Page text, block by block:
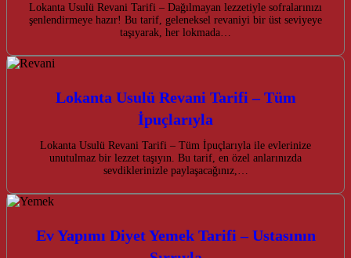
Lokanta Usulü Revani Tarifi – Dağılmayan lezzetiyle sofralarınızı
şenlendirmeye hazır! Bu tarif, geleneksel revaniyi bir üst seviyeye
taşıyarak, her lokmada…
Lokanta Usulü Revani Tarifi – Tüm
İpuçlarıyla
Lokanta Usulü Revani Tarifi – Tüm İpuçlarıyla ile evlerinize
unutulmaz bir lezzet taşıyın. Bu tarif, en özel anlarınızda
sevdiklerinizle paylaşacağınız,…
Ev Yapımı Diyet Yemek Tarifi – Ustasının